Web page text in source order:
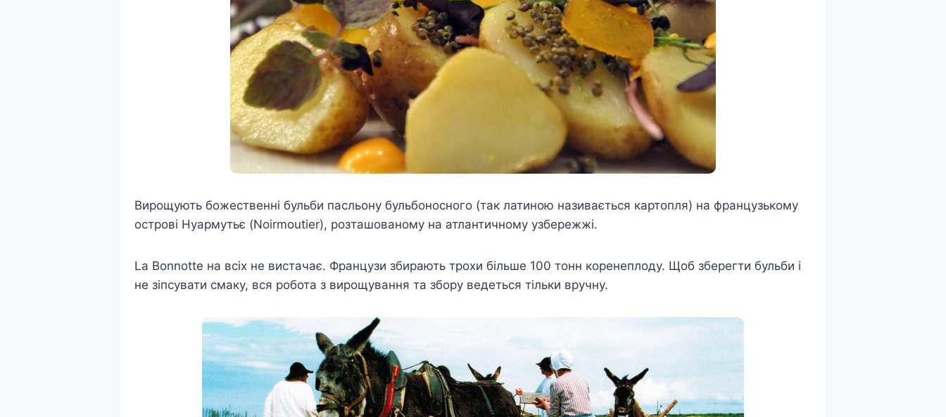
Вирощують божественні бульби пасльону бульбоносного (так латиною називається картопля) на французькому
острові Нуармутьє (Noirmoutier), розташованому на атлантичному узбережжі.
La Bonnotte на всіх не вистачає. Французи збирають трохи більше 100 тонн коренеплоду. Щоб зберегти бульби і
не зіпсувати смаку, вся робота з вирощування та збору ведеться тільки вручну.